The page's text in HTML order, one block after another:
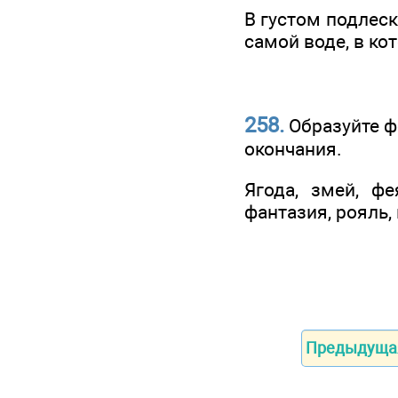
В густом
самой воде, в
258. Образуйте
окончания.
Ягода, змей,
фантазия,